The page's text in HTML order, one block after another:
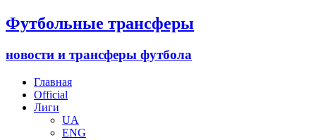
Футбольные трансферы
новости и трансферы футбола
Главная
Official
Лиги
UA
ENG